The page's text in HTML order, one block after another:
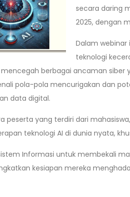
secara daring
2025, dengan
Dalam webinar
teknologi
berbagai ancaman siber
pola-pola mencurigakan dan
data digital.
yang terdiri dari
teknologi AI di dunia nyata,
Informasi untuk membekali
kesiapan mereka